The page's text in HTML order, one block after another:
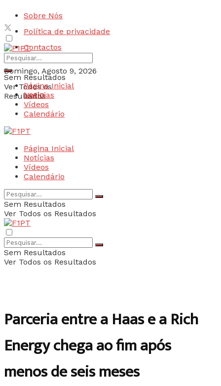
Sobre Nós
Política de privacidade
Contactos
Domingo, Agosto 9, 2026
Login
Sem Resultados
Ver Todos os
Resultados
Página Inicial
Notícias
Vídeos
Calendário
Página Inicial
Notícias
Vídeos
Calendário
Sem Resultados
Ver Todos os Resultados
Sem Resultados
Ver Todos os Resultados
Parceria entre a Haas e a Rich
Energy chega ao fim após
menos de seis meses